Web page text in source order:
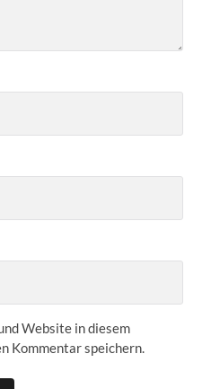
Website in diesem
Kommentar speichern.